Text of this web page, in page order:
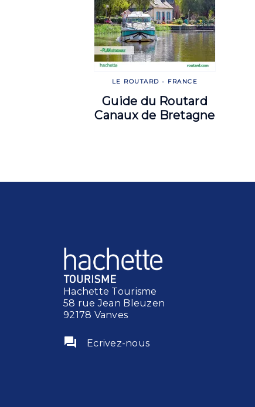
LE ROUTARD - FRANCE
Guide du Routard
Canaux de Bretagne
Hachette Tourisme
58 rue Jean Bleuzen
92178 Vanves
question_answer Ecrivez-nous